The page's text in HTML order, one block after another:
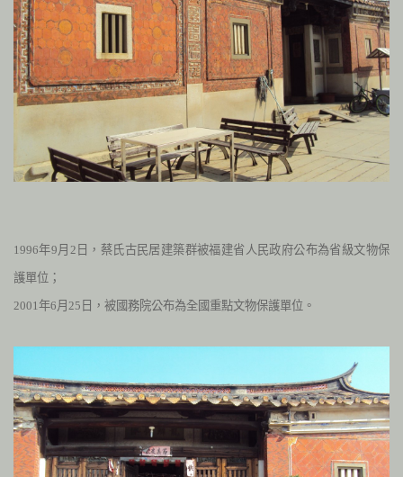
1996年9月 2 日，蔡氏古民居建築群被福建省人民政府公布為省級文物保
護單位；
2001年6月 25 日，被國務院公布為全國重點文物保護單位。